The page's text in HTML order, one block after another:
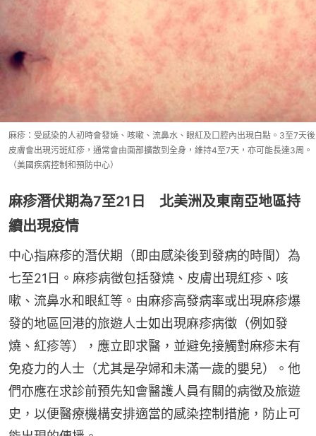
麻疹：受感染的人初時會發燒、咳嗽、流鼻水、眼紅及口腔內出現白點。3至7天後
皮膚會出現污斑紅疹，通常會由面部擴散到全身，維持4至7天，亦可能長達3周。
（美國疾病控制和預防中心）
麻疹潛伏期為7至21日 北美洲及東南亞地區持
續出現疫情
中心指麻疹的潛伏期（即由感染後到發病的時間）為
七至21日。麻疹病徵包括發燒、皮膚出現紅疹、咳
嗽、流鼻水和眼紅等。由麻疹高發病率或出現麻疹爆
發的地區回港的旅遊人士如出現麻疹病徵（例如發
燒、紅疹等），應立即求醫，並避免接觸對麻疹未有
免疫力的人士（尤其是孕婦和未滿一歲的嬰兒）。他
們亦應在求診前預先知會醫護人員有關的病徵及旅遊
史，以便醫療機構安排適當的感染控制措施，防止可